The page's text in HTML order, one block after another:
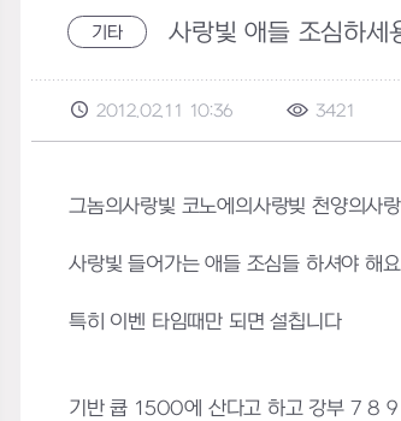
기타 사랑빛 애들 조심하세
2012.02.11 10:36 3421
그놈의사랑빛 코노에의사랑빚 천양의사
사랑빛 들어가는 애들 조심들 하셔야 해
특히 이벤 타임때만 되면 설칩니다
기반 큡 1500에 산다고 하고 강부 7 8